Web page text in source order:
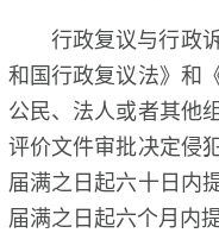
行政复议与行政
和国行政复议法》和
公民、法人或者其他
评价文件审批决定侵
届满之日起六十日内
届满之日起六个月内